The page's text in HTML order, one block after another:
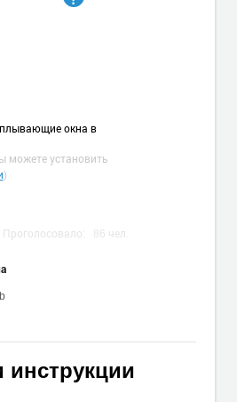
окна в
можете установить
)
Проголосовало: 86 чел.
инструкции